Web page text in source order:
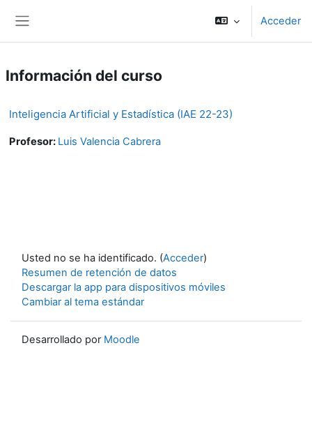
Acceder
Información del curso
Inteligencia Artificial y Estadística (IAE 22-23)
Profesor: Luis Valencia Cabrera
Usted no se ha identificado. (Acceder)
Resumen de retención de datos
Descargar la app para dispositivos móviles
Cambiar al tema estándar
Desarrollado por Moodle